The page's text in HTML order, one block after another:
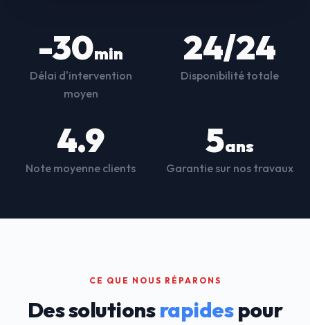
-30min
Délai d'intervention
moyen
24/24
Disponibilité totale
4.9
Note moyenne clients
5ans
Garantie sur nos travaux
CE QUE NOUS RÉPARONS
Des solutionsrapidespour